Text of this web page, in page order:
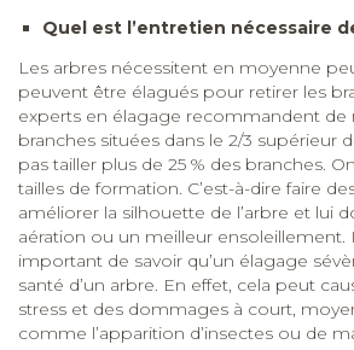
Quel est l’entretien nécessaire
Les arbres nécessitent en moyenne
peuvent être élagués pour retirer les
experts en élagage recommandent de
branches situées dans le 2/3 supérieur
pas tailler plus de 25 % des branches.
tailles de formation. C’est-à-dire faire
améliorer la silhouette de l’arbre et lui
aération ou un meilleur
important de savoir qu’un élagage
santé d’un arbre. En effet, cela peut
stress et des dommages à court,
comme l’apparition d’insectes ou de